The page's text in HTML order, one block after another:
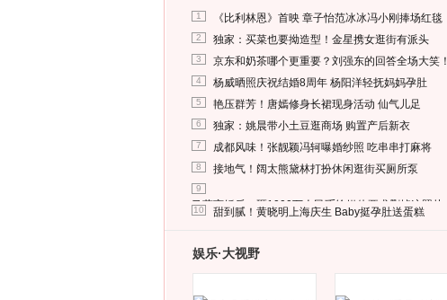
1 《比利林恩》首映 章子怡范冰冰冯小刚捧场红毯
2 独家：买菜也要拗造型！金星携女逛街有派头
3 京东和奶茶哪个更重要？刘强东的回答全场大笑！
4 杨威晒照庆祝结婚8周年 杨阳洋轻抚妈妈孕肚
5 艳压群芳！唐嫣修身长裙现身活动 仙气儿足
6 独家：姚晨带小土豆逛商场 购置产后新衣
7 成都风味！张靓颖冯轲曝婚纱照 吃串串打麻将
8 接地气！阔太熊黛林打扮休闲逛街买厕所泵
9
马蓉离婚后，砸1000万人民币给媒体要求删掉这照片
10 甜到腻！黄晓明上海庆生 Baby挺孕肚送蛋糕
娱乐·大视野